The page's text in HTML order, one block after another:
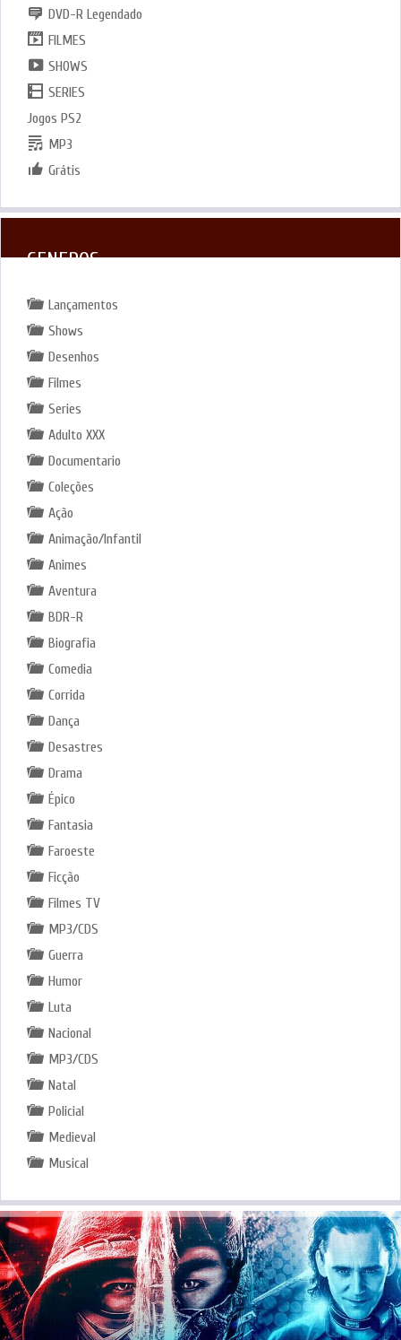
DVD-R Legendado
FILMES
SHOWS
SERIES
Jogos PS2
MP3
Grátis
GENEROS
Lançamentos
Shows
Desenhos
Filmes
Series
Adulto XXX
Documentario
Coleções
Ação
Animação/Infantil
Animes
Aventura
BDR-R
Biografia
Comedia
Corrida
Dança
Desastres
Drama
Épico
Fantasia
Faroeste
Ficção
Filmes TV
MP3/CDS
Guerra
Humor
Luta
Nacional
MP3/CDS
Natal
Policial
Medieval
Musical
.